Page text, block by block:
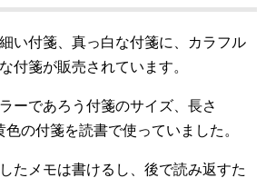
い付箋、真っ白な付箋に、カラフル
付箋が販売されています。
ーであろう付箋のサイズ、長さ
の付箋を読書で使っていました。
たメモは書けるし、後で読み返すた